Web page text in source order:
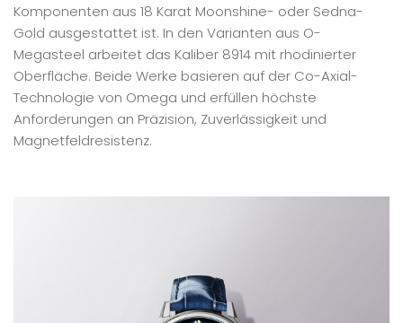
Komponenten aus 18 Karat Moonshine- oder Sedna-
Gold ausgestattet ist. In den Varianten aus O-
Megasteel arbeitet das Kaliber 8914 mit rhodinierter
Oberfläche. Beide Werke basieren auf der Co-Axial-
Technologie von Omega und erfüllen höchste
Anforderungen an Präzision, Zuverlässigkeit und
Magnetfeldresistenz.